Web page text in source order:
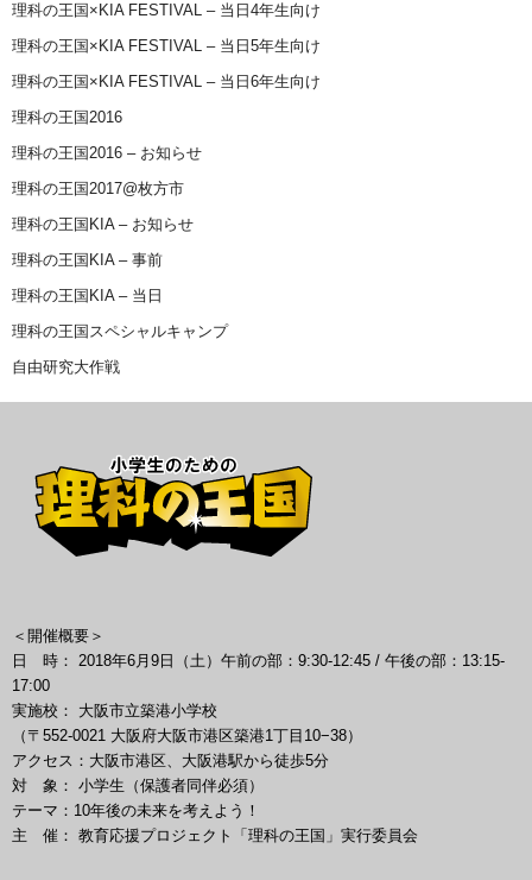
理科の王国×KIA FESTIVAL – 当日4年生向け
理科の王国×KIA FESTIVAL – 当日5年生向け
理科の王国×KIA FESTIVAL – 当日6年生向け
理科の王国2016
理科の王国2016 – お知らせ
理科の王国2017@枚方市
理科の王国KIA – お知らせ
理科の王国KIA – 事前
理科の王国KIA – 当日
理科の王国スペシャルキャンプ
自由研究大作戦
＜開催概要＞
日 時： 2018年6月9日（土）午前の部：9:30-12:45 / 午後の部：13:15-
17:00
実施校： 大阪市立築港小学校
（〒552-0021 大阪府大阪市港区築港1丁目10−38）
アクセス：大阪市港区、大阪港駅から徒歩5分
対 象： 小学生（保護者同伴必須）
テーマ：10年後の未来を考えよう！
主 催： 教育応援プロジェクト「理科の王国」実行委員会